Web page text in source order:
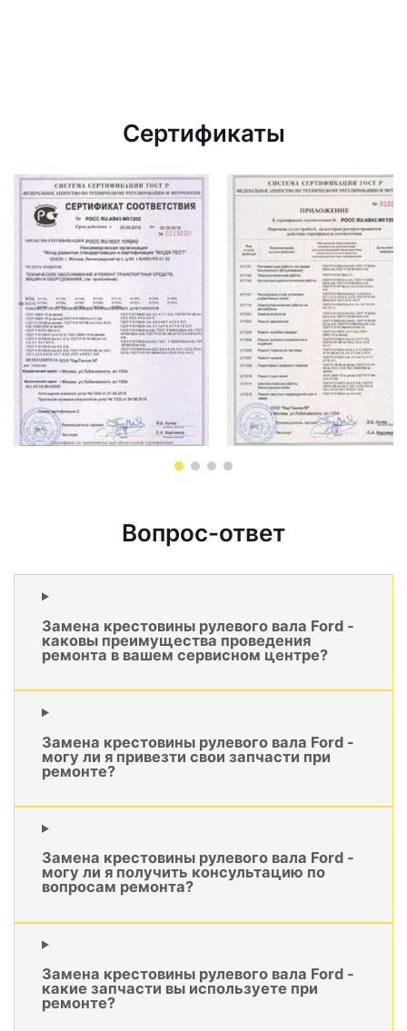
Сертификаты
Вопрос-ответ
Замена крестовины рулевого вала Ford -
каковы преимущества проведения
ремонта в вашем сервисном центре?
Замена крестовины рулевого вала Ford -
могу ли я привезти свои запчасти при
ремонте?
Замена крестовины рулевого вала Ford -
могу ли я получить консультацию по
вопросам ремонта?
Замена крестовины рулевого вала Ford -
какие запчасти вы используете при
ремонте?